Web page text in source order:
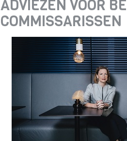
ADVIEZEN VOOR
COMMISSARISSEN